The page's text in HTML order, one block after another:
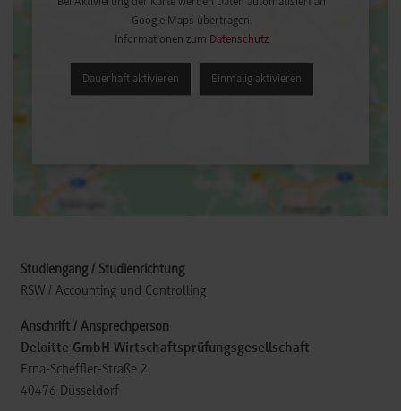
Bei Aktivierung der Karte werden Daten automatisiert an
Google Maps übertragen.
Informationen zum Datenschutz
Dauerhaft aktivieren Einmalig aktivieren
RSW / Accounting und Controlling
Deloitte GmbH Wirtschaftsprüfungsgesellschaft
Erna-Scheffler-Straße 2
40476 Düsseldorf